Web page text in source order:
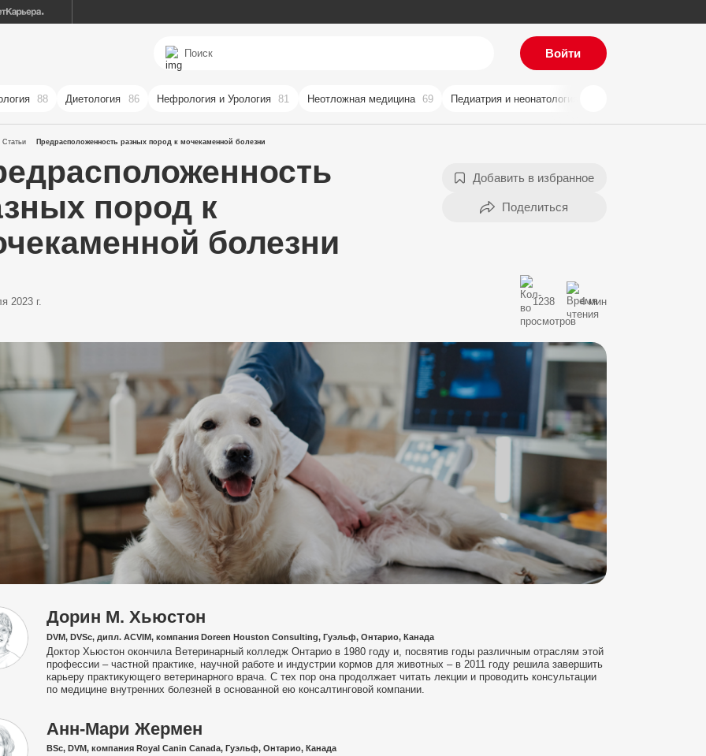
Войти
88 Диетология 86 Нефрология и Урология 81 Неотложная медицина 69 Педиатрия и неонатология
Статьи Предрасположенность разных пород к мочекаменной болезни
пород к
болезни
Добавить в избранное
2023 г. 1238 4 мин
Дорин М. Хьюстон
DVM, DVSc, дипл. ACVIM, компания Doreen Houston Consulting, Гуэльф, Онтарио, Канада
Доктор Хьюстон окончила Ветеринарный колледж Онтарио в 1980 году и, посвятив годы различным отраслям этой
профессии – частной практике, научной работе и индустрии кормов для животных – в 2011 году решила завершить
карьеру практикующего ветеринарного врача. С тех пор она продолжает читать лекции и проводить консультации
по медицине внутренних болезней в основанной ею консалтинговой компании.
Анн-Мари Жермен
BSc, DVM, компания Royal Canin Canada, Гуэльф, Онтарио, Канада